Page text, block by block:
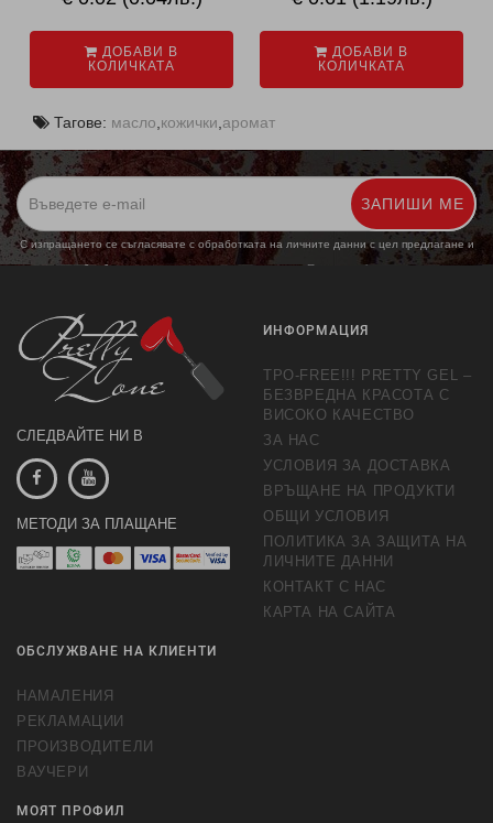
ДОБАВИ В
КОЛИЧКАТА
ДОБАВИ В
КОЛИЧКАТА
Тагове: масло кожички аромат
ЗАПИШИ МЕ
С изпращането се съгласявате с обработката на личните данни с цел предлагане и
обработка на маркетингови предложения. Повече информация
СЛЕДВАЙТЕ НИ В
МЕТОДИ ЗА ПЛАЩАНЕ
ИНФОРМАЦИЯ
TPO-FREE!!! PRETTY GEL –
БЕЗВРЕДНА КРАСОТА С
ВИСОКО КАЧЕСТВО
ЗА НАС
УСЛОВИЯ ЗА ДОСТАВКА
ВРЪЩАНЕ НА ПРОДУКТИ
ОБЩИ УСЛОВИЯ
ПОЛИТИКА ЗА ЗАЩИТА НА
ЛИЧНИТЕ ДАННИ
КОНТАКТ С НАС
КАРТА НА САЙТА
ОБСЛУЖВАНЕ НА КЛИЕНТИ
НАМАЛЕНИЯ
РЕКЛАМАЦИИ
ПРОИЗВОДИТЕЛИ
ВАУЧЕРИ
МОЯТ ПРОФИЛ